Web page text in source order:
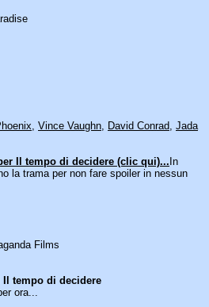
, Vince Vaughn, David Conrad, Jada
Il tempo di decidere (clic qui)... In
la trama per non fare spoiler in nessun
Films
Il tempo di decidere
ora...